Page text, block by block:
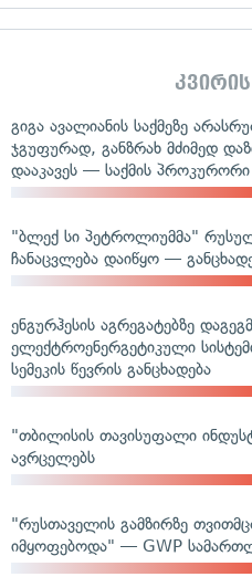
გიგა ავალიანის საქმეზე
ჯგუფურად, განზრახ მძიმედ
დააკავეს — საქმის პროკურორი
"ბლექ სი პეტროლიუმმა"
ჩანაცვლება დაიწყო —
ენგურჰესის აგრეგატებზე
ელექტროენერგეტიკული
სემეკის წევრის განცხადება
"თბილისის თავისუფალი
ავრცელებს
"რუსთაველის გამზირზე
იმყოფებოდა" — GWP